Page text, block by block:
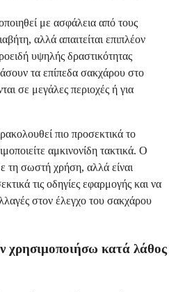
με ασφάλεια από τους
αλλά απαιτείται επιπλέον
υψηλής δραστικότητας
τα επίπεδα σακχάρου στο
σε μεγάλες περιοχές ή για
πιο προσεκτικά το
αμκινονίδη τακτικά. Ο
τη σωστή χρήση, αλλά είναι
τις οδηγίες εφαρμογής και να
στον έλεγχο του σακχάρου
χρησιμοποιήσω κατά λάθος